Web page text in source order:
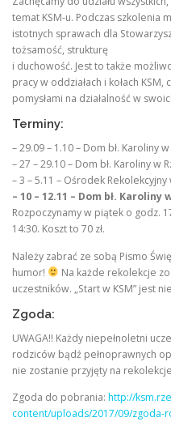
temat KSM-u. Podczas szkolenia
istotnych sprawach dla
tożsamość, strukturę
i duchowość. Jest to także
pracy w oddziałach i kołach
pomysłami na działalność w
Terminy:
– 29.09 – 1.10 – Dom bł. Karoliny
– 27 – 29.10 – Dom bł. Karoliny w
– 3 – 5.11 – Ośrodek Rekolekcyjny
– 10 – 12.11 – Dom bł.
Rozpoczynamy w piątek o godz.
14:30. Koszt to 70 zł.
Należy zabrać ze sobą Pismo
humor!
Na każde rekolekcje
uczestników. „Start w KSM” jest
Zgoda:
UWAGA!! Każdy niepełnoletni
rodziców bądź pełnoprawnych
nie zostanie przyjęty na
Zgoda do pobrania: http://
content/uploads/2017/09/zgoda-